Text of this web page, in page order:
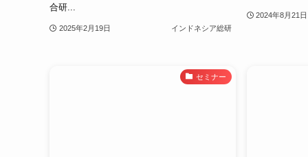
合研...
2025年2月19日 インドネシア総研
2024年8月21日
セミナー